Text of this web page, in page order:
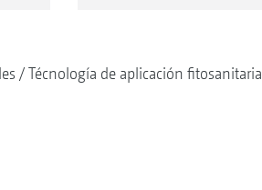
Técnología de aplicación fitosanitaria